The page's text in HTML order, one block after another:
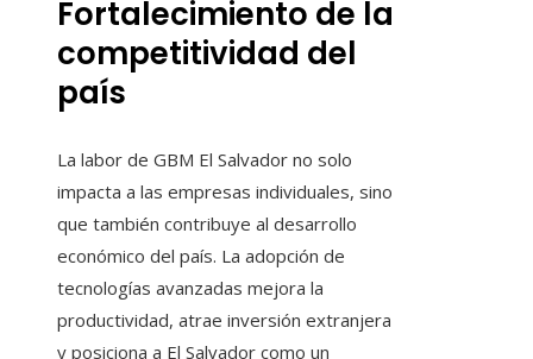
Fortalecimiento de la
competitividad del
país
La labor de GBM El Salvador no solo
impacta a las empresas individuales, sino
que también contribuye al desarrollo
económico del país. La adopción de
tecnologías avanzadas mejora la
productividad, atrae inversión extranjera
y posiciona a El Salvador como un